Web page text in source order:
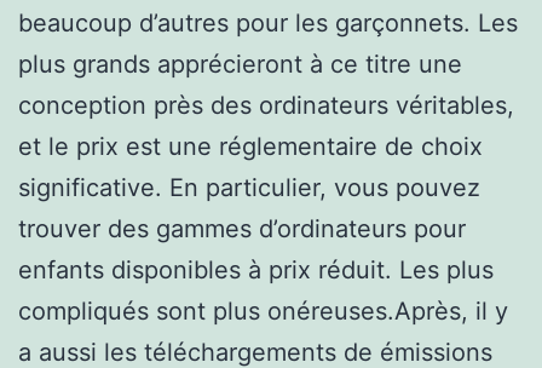
beaucoup d’autres pour les garçonnets. Les
plus grands apprécieront à ce titre une
conception près des ordinateurs véritables,
et le prix est une réglementaire de choix
significative. En particulier, vous pouvez
trouver des gammes d’ordinateurs pour
enfants disponibles à prix réduit. Les plus
compliqués sont plus onéreuses.Après, il y
a aussi les téléchargements de émissions